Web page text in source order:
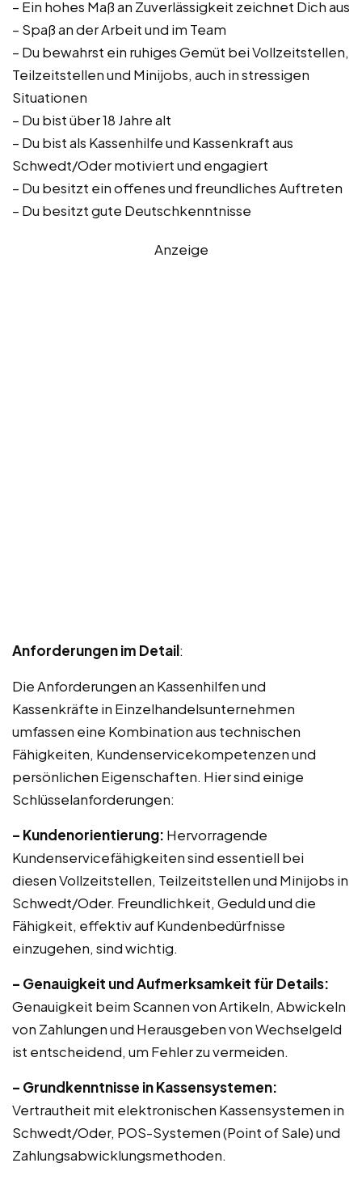
– Ein hohes Maß an Zuverlässigkeit zeichnet Dich aus
– Spaß an der Arbeit und im Team
– Du bewahrst ein ruhiges Gemüt bei Vollzeitstellen,
Teilzeitstellen und Minijobs, auch in stressigen
Situationen
– Du bist über 18 Jahre alt
– Du bist als Kassenhilfe und Kassenkraft aus
Schwedt/Oder motiviert und engagiert
– Du besitzt ein offenes und freundliches Auftreten
– Du besitzt gute Deutschkenntnisse
Anzeige
Anforderungen im Detail:
Die Anforderungen an Kassenhilfen und
Kassenkräfte in Einzelhandelsunternehmen
umfassen eine Kombination aus technischen
Fähigkeiten, Kundenservicekompetenzen und
persönlichen Eigenschaften. Hier sind einige
Schlüsselanforderungen:
– Kundenorientierung: Hervorragende
Kundenservicefähigkeiten sind essentiell bei
diesen Vollzeitstellen, Teilzeitstellen und Minijobs in
Schwedt/Oder. Freundlichkeit, Geduld und die
Fähigkeit, effektiv auf Kundenbedürfnisse
einzugehen, sind wichtig.
– Genauigkeit und Aufmerksamkeit für Details:
Genauigkeit beim Scannen von Artikeln, Abwickeln
von Zahlungen und Herausgeben von Wechselgeld
ist entscheidend, um Fehler zu vermeiden.
– Grundkenntnisse in Kassensystemen:
Vertrautheit mit elektronischen Kassensystemen in
Schwedt/Oder, POS-Systemen (Point of Sale) und
Zahlungsabwicklungsmethoden.